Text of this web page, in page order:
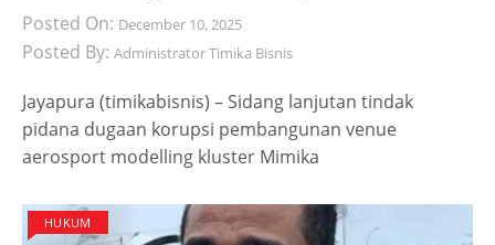
Posted On: December 10, 2025
Posted By: Administrator Timika Bisnis
Jayapura (timikabisnis) – Sidang lanjutan tindak
pidana dugaan korupsi pembangunan venue
aerosport modelling kluster Mimika
HUKUM